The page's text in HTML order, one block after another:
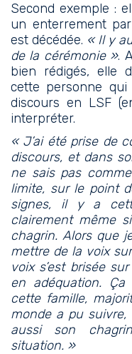
Second exemple :
un enterrement
est décédée. « Il y
de la cérémonie ».
bien rédigés, elle
cette personne qui
discours en LSF
interpréter.
« J’ai été prise de
discours, et dans
ne sais pas
limite, sur le point
signes, il y a
clairement même
chagrin. Alors que
mettre de la voix
voix s’est brisée
en adéquation. Ça
cette famille,
monde a pu
aussi son
situation. »